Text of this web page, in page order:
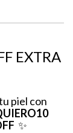
EXTRA
piel con
✨